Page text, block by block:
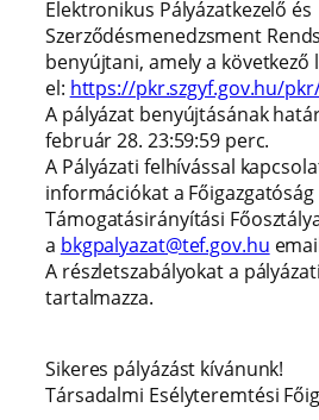
Elektronikus Pályázatkezelő és
Szerződésmenedzsment
benyújtani, amely a következő
el: https://pkr.szgyf.gov.hu/
A pályázat benyújtásának
február 28. 23:59:59 perc.
A Pályázati felhívással
információkat a Főigazgatóság
Támogatásirányítási
a bkgpalyazat@tef.gov.hu
A részletszabályokat a
tartalmazza.
Sikeres pályázást kívánunk!
Társadalmi Esélyteremtési